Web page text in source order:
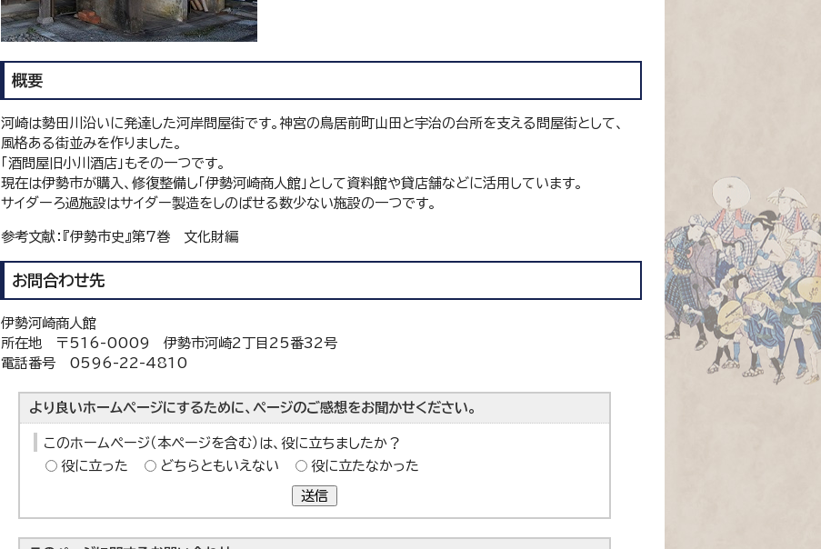
概要
河崎は勢田川沿いに発達した河岸問屋街です。神宮の鳥居前町山田と宇治の台所を支える問屋街として、
風格ある街並みを作りました。
「酒問屋旧小川酒店」もその一つです。
現在は伊勢市が購入、修復整備し「伊勢河崎商人館」として資料館や貸店舗などに活用しています。
サイダーろ過施設はサイダー製造をしのばせる数少ない施設の一つです。
参考文献：『伊勢市史』第7巻 文化財編
お問合わせ先
伊勢河崎商人館
所在地 〒516-0009 伊勢市河崎2丁目25番32号
電話番号 0596-22-4810
より良いホームページにするために、ページのご感想をお聞かせください。
このホームページ（本ページを含む）は、役に立ちましたか？
役に立った
どちらともいえない 役に立たなかった
送信